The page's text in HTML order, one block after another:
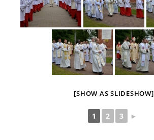
[SHOW AS SLIDESHOW]
1 2 3 ►